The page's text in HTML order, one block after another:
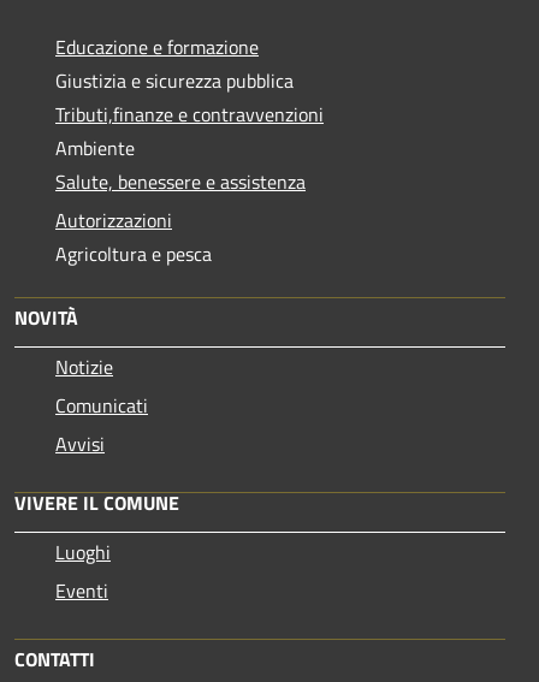
Educazione e formazione
Giustizia e sicurezza pubblica
Tributi,finanze e contravvenzioni
Ambiente
Salute, benessere e assistenza
Autorizzazioni
Agricoltura e pesca
NOVITÀ
Notizie
Comunicati
Avvisi
VIVERE IL COMUNE
Luoghi
Eventi
CONTATTI